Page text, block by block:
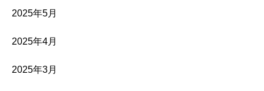
2025年5月
2025年4月
2025年3月